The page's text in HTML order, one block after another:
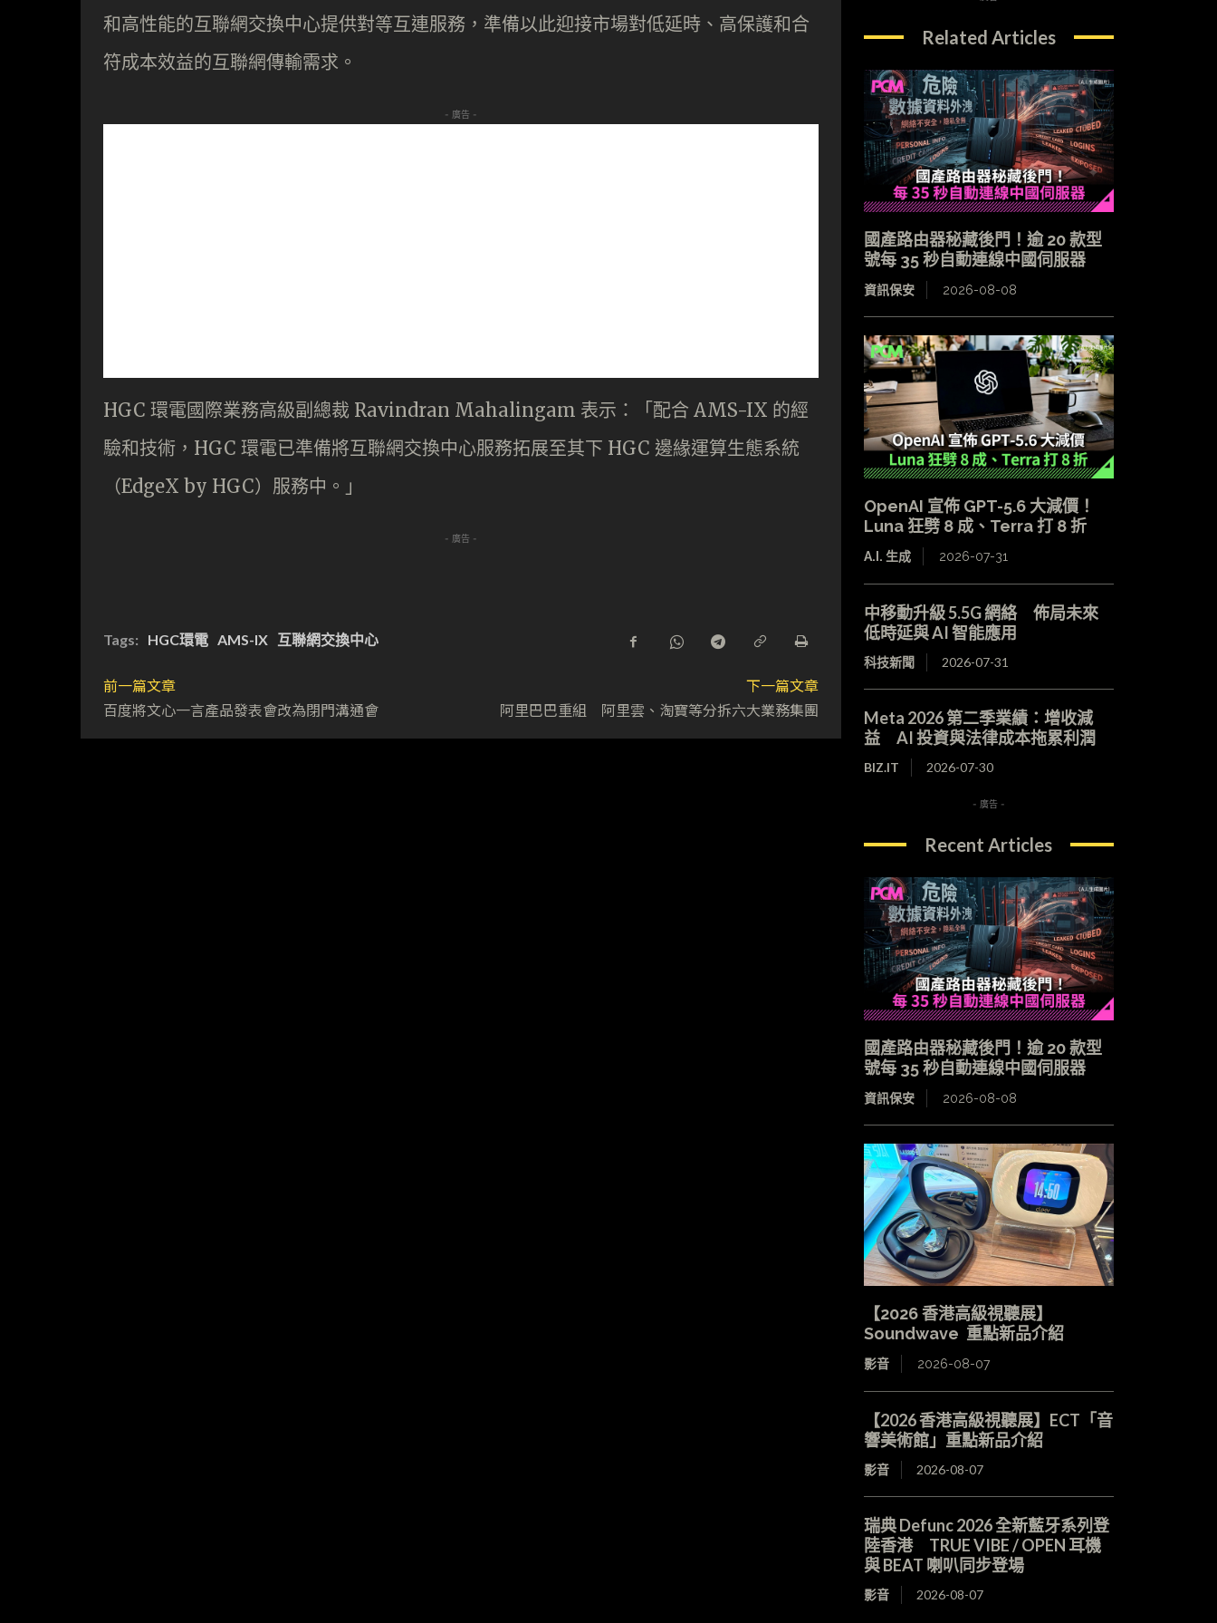
和高性能的互聯網交換中心提供對等互連服務，準備以此迎接市場對低延時、高保護和合
符成本效益的互聯網傳輸需求。
- 廣告 -
HGC 環電國際業務高級副總裁 Ravindran Mahalingam 表示：「配合 AMS-IX 的經
驗和技術，HGC 環電已準備將互聯網交換中心服務拓展至其下 HGC 邊緣運算生態系統
（EdgeX by HGC）服務中。」
- 廣告 -
Tags: HGC環電 AMS-IX 互聯網交換中心
前一篇文章
百度將文心一言產品發表會改為閉門溝通會
下一篇文章
阿里巴巴重組 阿里雲、淘寶等分拆六大業務集團
Related Articles
國產路由器秘藏後門！逾 20 款型
號每 35 秒自動連線中國伺服器
資訊保安 2026-08-08
OpenAI 宣佈 GPT-5.6 大減價！
Luna 狂劈 8 成、Terra 打 8 折
A.I. 生成 2026-07-31
中移動升級 5.5G 網絡 佈局未來
低時延與 AI 智能應用
科技新聞 2026-07-31
Meta 2026 第二季業績：增收減
益 AI 投資與法律成本拖累利潤
BIZ.IT 2026-07-30
- 廣告 -
Recent Articles
國產路由器秘藏後門！逾 20 款型
號每 35 秒自動連線中國伺服器
資訊保安 2026-08-08
【2026 香港高級視聽展】
Soundwave 重點新品介紹
影音 2026-08-07
【2026 香港高級視聽展】ECT「音
響美術館」重點新品介紹
影音 2026-08-07
瑞典 Defunc 2026 全新藍牙系列登
陸香港 TRUE VIBE / OPEN 耳機
與 BEAT 喇叭同步登場
影音 2026-08-07